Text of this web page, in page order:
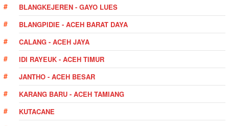
BLANGKEJEREN - GAYO LUES
BLANGPIDIE - ACEH BARAT DAYA
CALANG - ACEH JAYA
IDI RAYEUK - ACEH TIMUR
JANTHO - ACEH BESAR
KARANG BARU - ACEH TAMIANG
KUTACANE